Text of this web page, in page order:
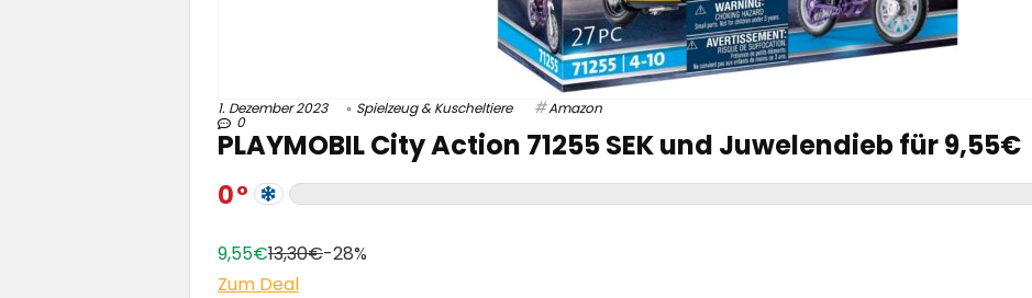
1. Dezember 2023 Spielzeug & Kuscheltiere Amazon
0
PLAYMOBIL City Action 71255 SEK und Juwelendieb für 9,55€
0
9,55€13,30€-28%
Zum Deal